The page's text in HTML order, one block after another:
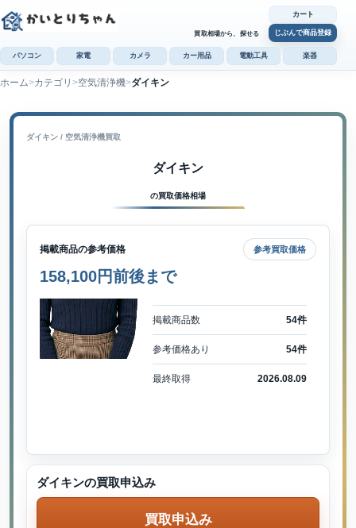
買取相場から、探せる
カート
じぶんで商品登録
パソコン 家電 カメラ カー用品 電動工具 楽器
ホーム カテゴリ 空気清浄機 ダイキン
ダイキン / 空気清浄機買取
ダイキン
の買取価格相場
掲載商品の参考価格 参考買取価格
158,100円前後まで
掲載商品数 54件
参考価格あり 54件
最終取得 2026.08.09
ダイキンの買取申込み
買取申込み